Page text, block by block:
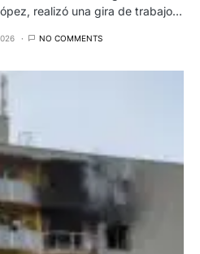
realizó una gira de trabajo…
NO COMMENTS